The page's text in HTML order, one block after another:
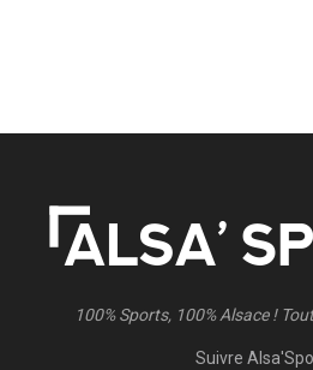
100% Sports, 100% Alsace !
Suivre